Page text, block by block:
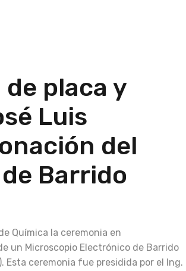
placa y
Luis
del
Barrido
Química la ceremonia en
un Microscopio Electrónico de Barrido
Esta ceremonia fue presidida por el Ing.